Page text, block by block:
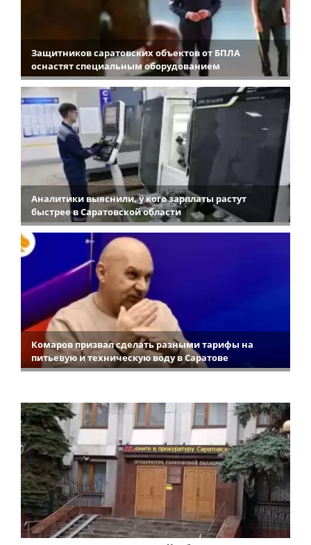
Защитников саратовских объектов от БПЛА
оснастят специальным оборудованием
Аналитики выяснили, у кого зарплаты растут
быстрее в Саратовской области
Комаров призвал сделать разными тарифы на
питьевую и техническую воду в Саратове